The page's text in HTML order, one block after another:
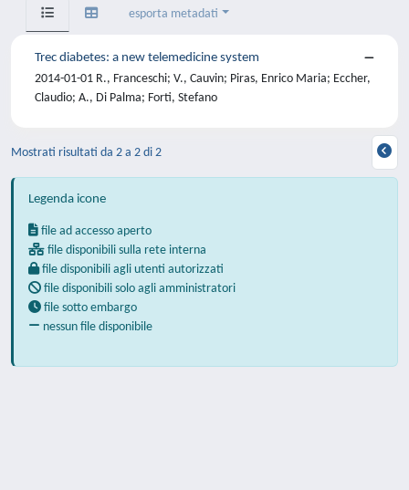
esporta metadati
Trec diabetes: a new telemedicine system
2014-01-01 R., Franceschi; V., Cauvin; Piras, Enrico Maria; Eccher,
Claudio; A., Di Palma; Forti, Stefano
Mostrati risultati da 2 a 2 di 2
Legenda icone
file ad accesso aperto
file disponibili sulla rete interna
file disponibili agli utenti autorizzati
file disponibili solo agli amministratori
file sotto embargo
nessun file disponibile